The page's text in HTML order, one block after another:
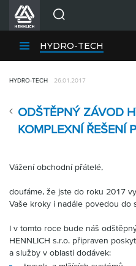
Divize HENNLICH
Aktuality
Kariéra
Kontakty
Přihlásit se
Nákupní seznam
HYDRO-TECH
ODŠTĚPNÝ ZÁVOD
KOMPLEXNÍ ŘEŠENÍ
HYDRO-TECH 26.01.2017
Vážení obchodní přátelé,
doufáme, že jste do roku 2017
Vaše kroky i nadále povedou do
I v tomto roce bude náš
HENNLICH s.r.o. připraven
a služby v oblasti dodávek: